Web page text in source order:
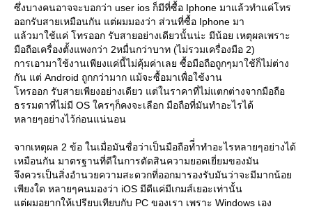
ซึ่งบางคนอาจจะบอกว่า user ios ก็มีที่ซื้อ Iphone มาแล้วทำแค่โทร
ออกรับสายเหมือนกัน แต่ผมมองว่า ส่วนที่ซื้อ Iphone มา
ล้วมาใช้แค่ โทรออก รับสายอย่างเดียวนั้นน่ะ มีน้อย เหตุผลเพราะ
มือถือเครื่องตั้งแพงกว่า 2หมื่นกว่าบาท (ไม่รวมเครื่องมือ 2)
การเอามาใช้งานเพียงแค่นี้ไม่คุ้มค่าเลย ซื้อมือถือถูกๆมาใช้ก็ไม่ต่าง
กัน แต่ Android ถูกกว่ามาก แม้จะซื้อมาเพื่อใช้งาน
ทรออก รับสายเพียงอย่างเดียว แต่ในราคาที่ไม่แตกต่างจากมือถือ
ธรรมดาที่ไม่มี OS ใครๆก็คงจะเลือก มือถือที่มันทำอะไรได้
หลายๆอย่างไว้ก่อนแน่นอน
จากเหตุผล 2 ข้อ ในเมื่อมันชื่อว่าเป็นมือถือที่ำทำอะไรหลายๆอย่างได้
เหมือนกัน มาตรฐานที่ดีในการตัดสินความยอดเยี่ยมของมัน
จึงควรเป็นสิ่งอำนวยความสะดวกที่ออกมารองรับมันว่าจะมีมากน้อ
เพียงใด หลายๆคนมองว่า iOS มีดีแค่มีเกมส์เยอะเท่านั้น
ต่ผมอยากให้เปรียบเทียบกับ PC ของเรา เพราะ Windows เอง